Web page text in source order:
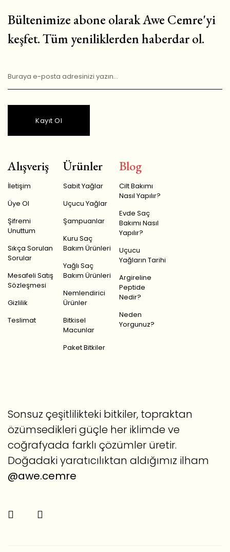
Bültenimize abone olarak Awe Cemre'yi
keşfet. Tüm yeniliklerden haberdar ol.
Kayıt Ol
Alışveriş
İletişim
Üye Ol
Şifremi
Unuttum
Sıkça Sorulan
Sorular
Mesafeli Satış
Sözleşmesi
Gizlilik
Teslimat
Ürünler
Sabit Yağlar
Uçucu Yağlar
Şampuanlar
Kuru Saç
Bakım Ürünleri
Yağlı Saç
Bakım Ürünleri
Nemlendirici
Ürünler
Bitkisel
Macunlar
Paket Bitkiler
Blog
Cilt Bakımı
Nasıl Yapılır?
Evde Saç
Bakımı Nasıl
Yapılır?
Uçucu
Yağların Tarihi
Argireline
Peptide
Nedir?
Neden
Yorgunuz?
Sonsuz çeşitlilikteki bitkiler, topraktan
özümsedikleri güçle her iklimde ve
coğrafyada farklı çözümler üretir.
Doğadaki yaratıcılıktan aldığımız ilham
@awe.cemre